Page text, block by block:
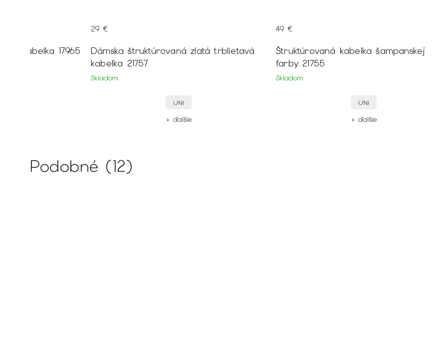
kabelka 17965
Dámska štruktúrovaná zlatá trblietavá
kabelka 21757
Skladom
29 €
UNI
+ ďalšie
Štruktúrovaná kabelka šampanskej
farby 21755
Skladom
49 €
UNI
+ ďalšie
Podobné (12)